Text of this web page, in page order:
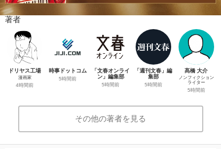
著者
ドリヤス工場
漫画家
4時間前
時事ドットコム
5時間前
「文春オンライ
ン」編集部
5時間前
「週刊文春」編
集部
5時間前
髙橋 大介
ノンフィクション
ライター
5時間前
その他の著者を見る